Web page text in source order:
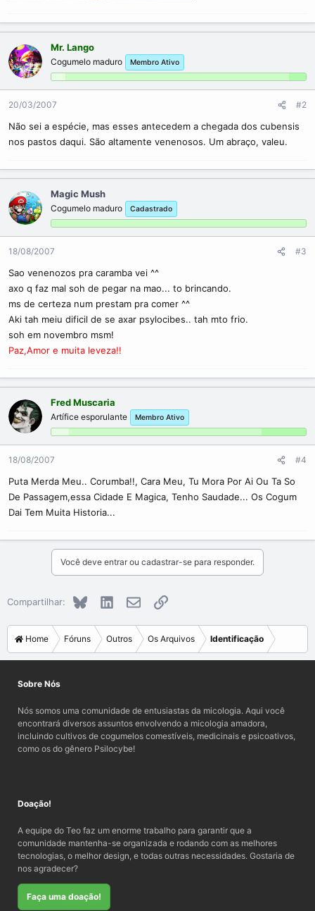
Mr. Lango
Cogumelo maduro Membro Ativo
20/03/2007 #2
Não sei a espécie, mas esses antecedem a chegada dos cubensis
nos pastos daqui. São altamente venenosos. Um abraço, valeu.
Magic Mush
Cogumelo maduro Cadastrado
18/08/2007 #3
Sao venenozos pra caramba vei ^^
axo q faz mal soh de pegar na mao... to brincando.
ms de certeza num prestam pra comer ^^
Aki tah meiu dificil de se axar psylocibes.. tah mto frio.
soh em novembro msm!
Paz,Amor e muita leveza!!
Fred Muscaria
Artífice esporulante Membro Ativo
18/08/2007 #4
Puta Merda Meu.. Corumba!!, Cara Meu, Tu Mora Por Ai Ou Ta So
De Passagem,essa Cidade E Magica, Tenho Saudade... Os Cogum
Dai Tem Muita Historia...
Você deve entrar ou cadastrar-se para responder.
Compartilhar: BlueskyLinkedInE-mailLink
Home Fóruns Outros Os Arquivos Identificação
Sobre Nós
Nós somos uma comunidade de entusiastas da micologia. Aqui você
encontrará diversos assuntos envolvendo a micologia amadora,
incluindo cultivos de cogumelos comestíveis, medicinais e psicoativos,
como os do gênero Psilocybe!
Doação!
A equipe do Teo faz um enorme trabalho para garantir que a
comunidade mantenha-se organizada e rodando com as melhores
tecnologias, o melhor design, e todas outras necessidades. Gostaria de
nos agradecer?
Faça uma doação!